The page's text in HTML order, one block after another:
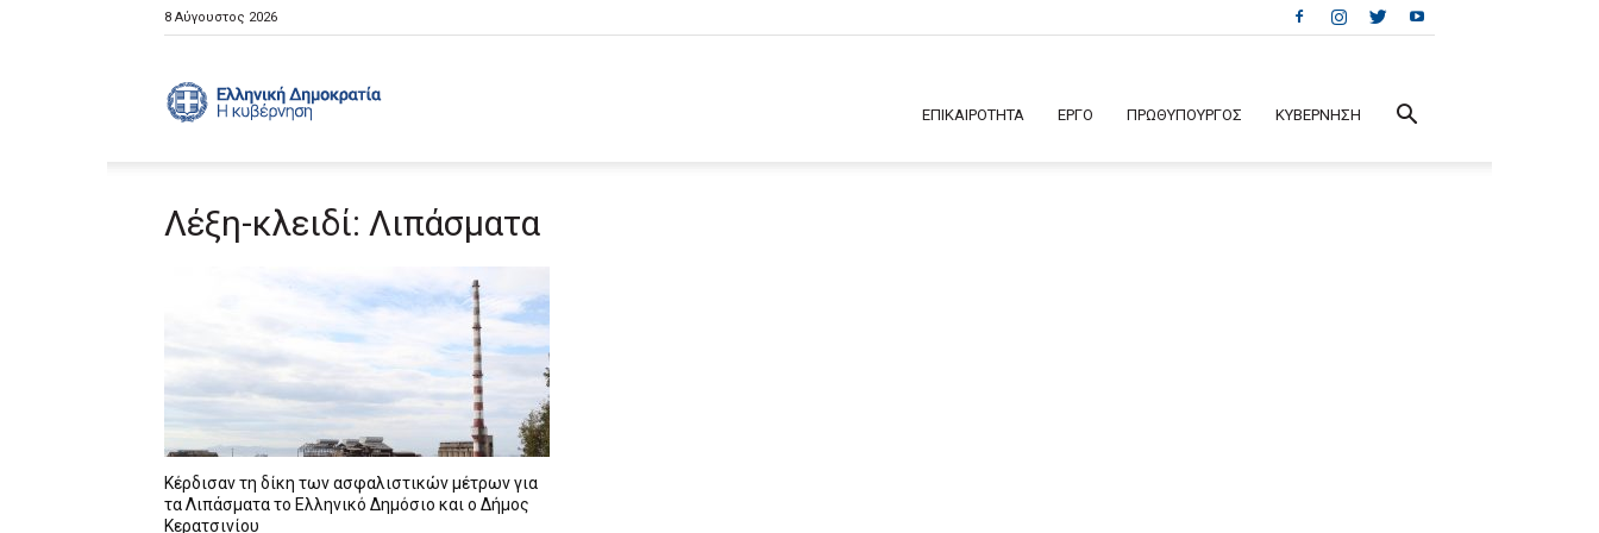
8 Αύγουστος 2026
Κυβέρνηση
ΕΠΙΚΑΙΡΟΤΗΤΑ ΕΡΓΟ ΠΡΩΘΥΠΟΥΡΓΟΣ ΚΥΒΕΡΝΗΣΗ
Λέξη-κλειδί: Λιπάσματα
Κέρδισαν τη δίκη των ασφαλιστικών μέτρων για
τα Λιπάσματα το Ελληνικό Δημόσιο και ο Δήμος
Κερατσινίου